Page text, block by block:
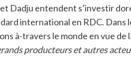
Dadju entendent s’investir
international en RDC.
à-travers le monde en vue de
producteurs et autres